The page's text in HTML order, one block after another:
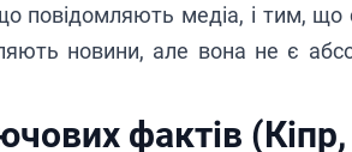
повідомляють медіа, і тим,
новини, але вона не є
фактів